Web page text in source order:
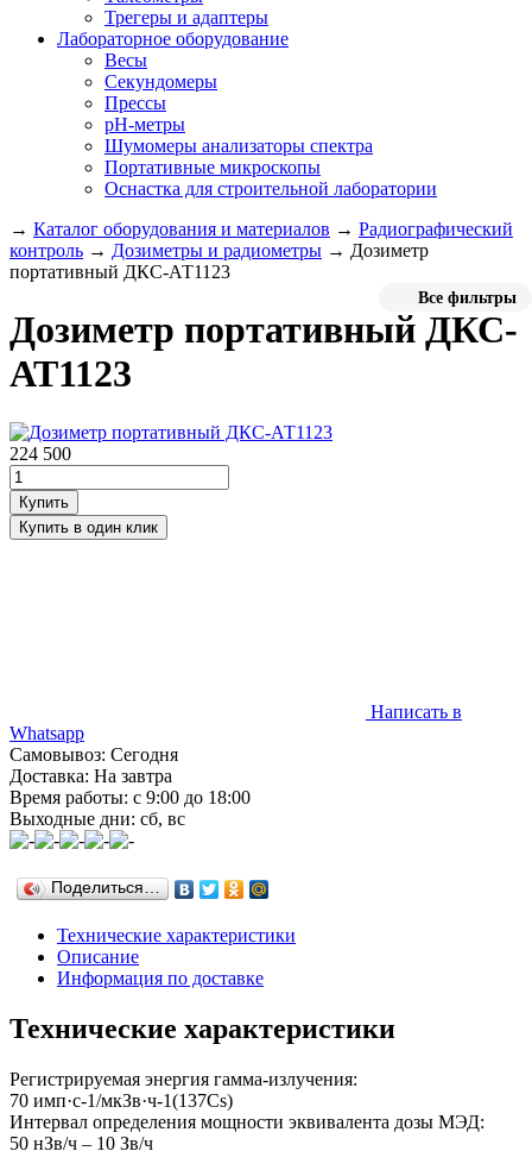
Трегеры и адаптеры
Лабораторное оборудование
Весы
Секундомеры
Прессы
pH-метры
Шумомеры анализаторы спектра
Портативные микроскопы
Оснастка для строительной лаборатории
→ Каталог оборудования и материалов → Радиографический
контроль → Дозиметры и радиометры → Дозиметр
портативный ДКС-АТ1123
Все фильтры
Дозиметр портативный ДКС-
АТ1123
224 500
Написать в
Whatsapp
Самовывоз: Сегодня
Доставка: На завтра
Время работы: с 9:00 до 18:00
Выходные дни: сб, вс
Поделиться…
Технические характеристики
Описание
Информация по доставке
Технические характеристики
Регистрируемая энергия гамма-излучения:
70 имп·с-1/мкЗв·ч-1(137Cs)
Интервал определения мощности эквивалента дозы МЭД:
50 нЗв/ч – 10 Зв/ч